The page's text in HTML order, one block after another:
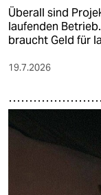
Überall sind
laufenden
braucht Geld für
19.7.2026